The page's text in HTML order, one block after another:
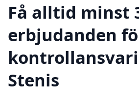
Få alltid minst
erbjudanden
Stenis